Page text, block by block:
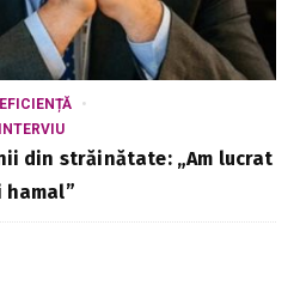
INTERVIU
din străinătate: „Am lucrat